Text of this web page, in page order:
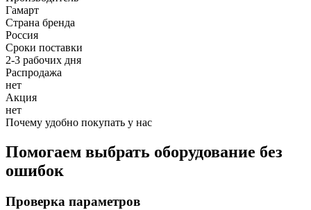
Гамарт
Страна бренда
Россия
Сроки поставки
2-3 рабочих дня
Распродажа
нет
Акция
нет
Почему удобно покупать у нас
Помогаем выбрать оборудование без
ошибок
Проверка параметров